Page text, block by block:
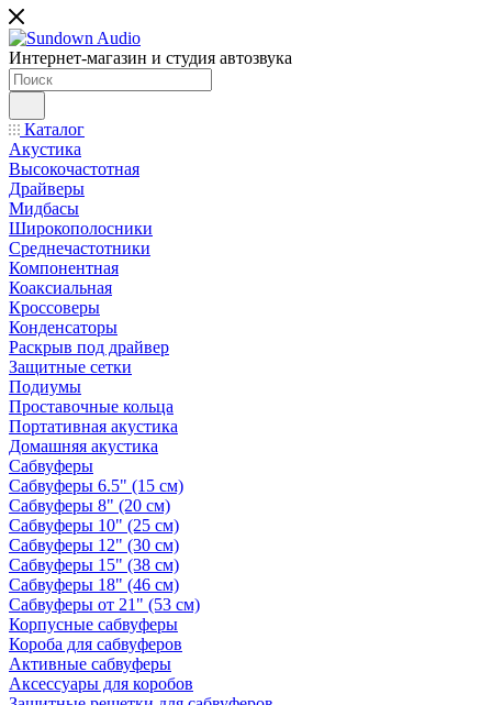
Интернет-магазин и студия автозвука
Каталог
Акустика
Высокочастотная
Драйверы
Мидбасы
Широкополосники
Среднечастотники
Компонентная
Коаксиальная
Кроссоверы
Конденсаторы
Раскрыв под драйвер
Защитные сетки
Подиумы
Проставочные кольца
Портативная акустика
Домашняя акустика
Сабвуферы
Сабвуферы 6.5" (15 см)
Сабвуферы 8" (20 см)
Сабвуферы 10" (25 см)
Сабвуферы 12" (30 см)
Сабвуферы 15" (38 см)
Сабвуферы 18" (46 см)
Сабвуферы от 21" (53 см)
Корпусные сабвуферы
Короба для сабвуферов
Активные сабвуферы
Аксессуары для коробов